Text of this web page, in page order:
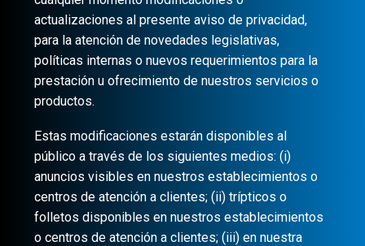
actualizaciones al presente aviso de privacidad,
para la atención de novedades legislativas,
políticas internas o nuevos requerimientos para la
prestación u ofrecimiento de nuestros servicios o
productos.
Estas modificaciones estarán disponibles al
público a través de los siguientes medios: (i)
anuncios visibles en nuestros establecimientos o
centros de atención a clientes; (ii) trípticos o
folletos disponibles en nuestros establecimientos
o centros de atención a clientes; (iii) en nuestra